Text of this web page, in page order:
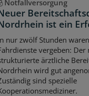
Notfallversorgung
ist ein
nur zwölf Stunden
vergeben: Der
ärztliche
wird gut
sind spezielle